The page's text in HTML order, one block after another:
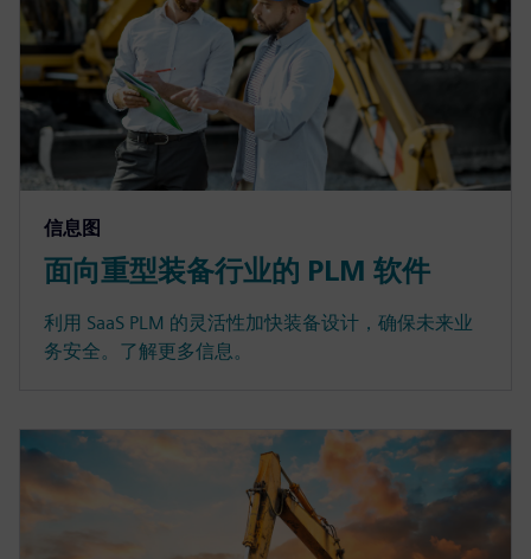
信息图
面向重型装备行业的 PLM 软件
利用 SaaS PLM 的灵活性加快装备设计，确保未来业
务安全。了解更多信息。